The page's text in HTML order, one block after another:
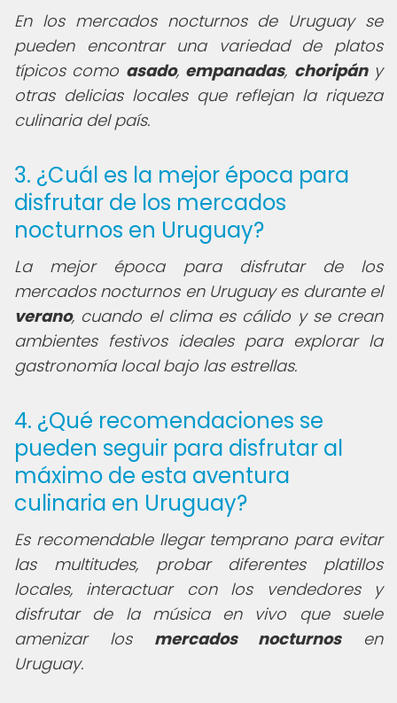
En los mercados nocturnos de Uruguay se
pueden encontrar una variedad de platos
típicos como asado, empanadas, choripány
otras delicias locales que reflejan la riqueza
culinaria del país.
3. ¿Cuál es la mejor época para
disfrutar de los mercados
nocturnos en Uruguay?
La mejor época para disfrutar de los
mercados nocturnos en Uruguay es durante el
verano, cuando el clima es cálido y se crean
ambientes festivos ideales para explorar la
gastronomía local bajo las estrellas.
4. ¿Qué recomendaciones se
pueden seguir para disfrutar al
máximo de esta aventura
culinaria en Uruguay?
Es recomendable llegar temprano para evitar
las multitudes, probar diferentes platillos
locales, interactuar con los vendedores y
disfrutar de la música en vivo que suele
amenizar los mercados nocturnosen
Uruguay.